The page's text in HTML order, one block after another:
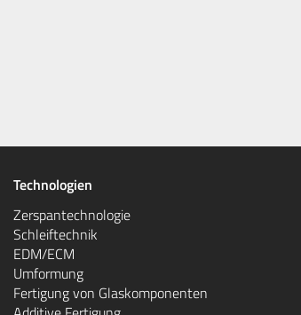
Technologien
Zerspantechnologie
Schleiftechnik
EDM/ECM
Umformung
Fertigung von Glaskomponenten